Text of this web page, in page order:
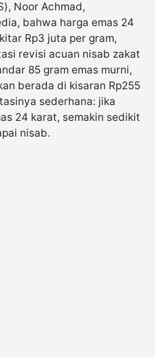
Noor Achmad,
bahwa harga emas 24
Rp3 juta per gram,
revisi acuan nisab zakat
85 gram emas murni,
berada di kisaran Rp255
sederhana: jika
24 karat, semakin sedikit
nisab.